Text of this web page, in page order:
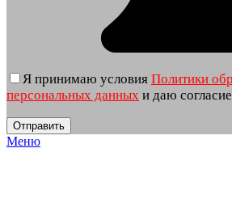
Я принимаю условия Политики
персональных данных и даю
Меню